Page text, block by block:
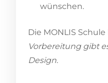
wünschen.
Die MONLIS
Vorbereitung gibt
Design.